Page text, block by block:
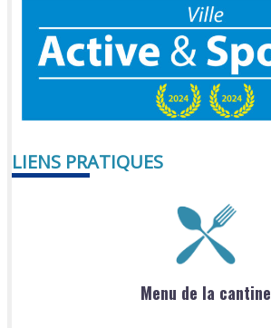
LIENS PRATIQUES
Menu de la cantine